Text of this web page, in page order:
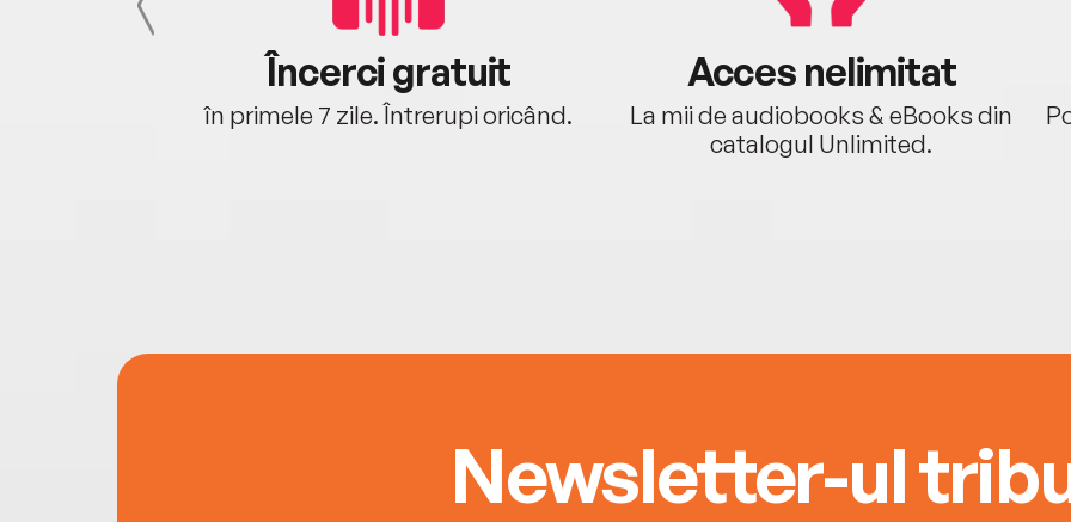
Încerci gratuit
în primele 7 zile. Întrerupi oricând.
Acces nelimitat
La mii de audiobooks & eBooks din
catalogul Unlimited.
Newsletter-ul